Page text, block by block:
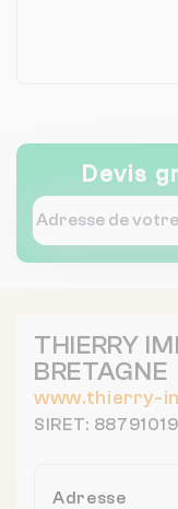
Devis
THIERRY
BRETAGNE
www.thierry-
SIRET:
Adresse